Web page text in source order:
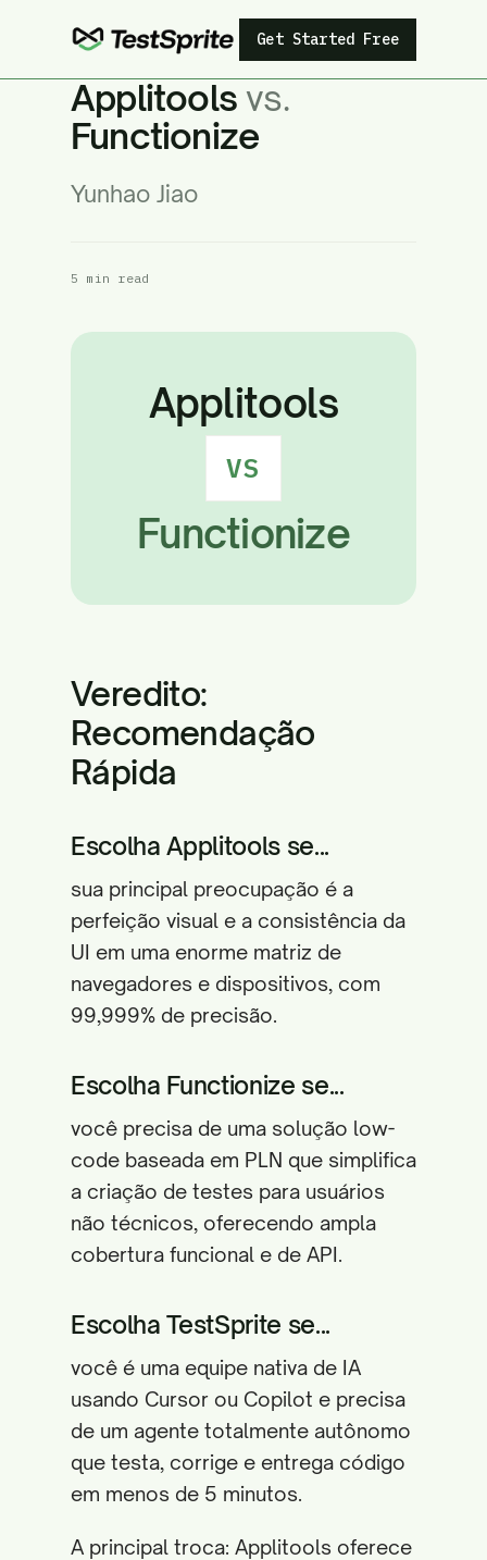
Get Started Free
Applitools vs.
Functionize
Yunhao Jiao
5 min read
Applitools
VS
Functionize
Veredito:
Recomendação
Rápida
Escolha Applitools se...
sua principal preocupação é a
perfeição visual e a consistência da
UI em uma enorme matriz de
navegadores e dispositivos, com
99,999% de precisão.
Escolha Functionize se...
você precisa de uma solução low-
code baseada em PLN que simplifica
a criação de testes para usuários
não técnicos, oferecendo ampla
cobertura funcional e de API.
Escolha TestSprite se...
você é uma equipe nativa de IA
usando Cursor ou Copilot e precisa
de um agente totalmente autônomo
que testa, corrige e entrega código
em menos de 5 minutos.
A principal troca: Applitools oferece